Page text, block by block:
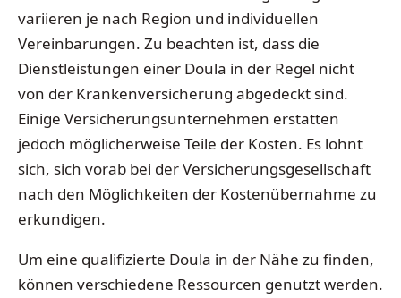
variieren je nach Region und individuellen
Vereinbarungen. Zu beachten ist, dass die
Dienstleistungen einer Doula in der Regel nicht
von der Krankenversicherung abgedeckt sind.
Einige Versicherungsunternehmen erstatten
jedoch möglicherweise Teile der Kosten. Es lohnt
sich, sich vorab bei der Versicherungsgesellschaft
nach den Möglichkeiten der Kostenübernahme zu
erkundigen.
Um eine qualifizierte Doula in der Nähe zu finden,
können verschiedene Ressourcen genutzt werden.